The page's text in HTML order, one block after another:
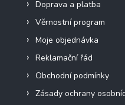
Doprava a platba
Věrnostní program
Moje objednávka
Reklamační řád
Obchodní podmínky
Zásady ochrany